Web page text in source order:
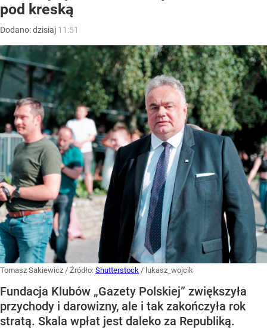
pod kreską
Dodano:dzisiaj 11:51
Tomasz Sakiewicz / Źródło: Shutterstock / lukasz_wojcik
Fundacja Klubów „Gazety Polskiej” zwiększyła
przychody i darowizny, ale i tak zakończyła rok
stratą. Skala wpłat jest daleko za Republiką.